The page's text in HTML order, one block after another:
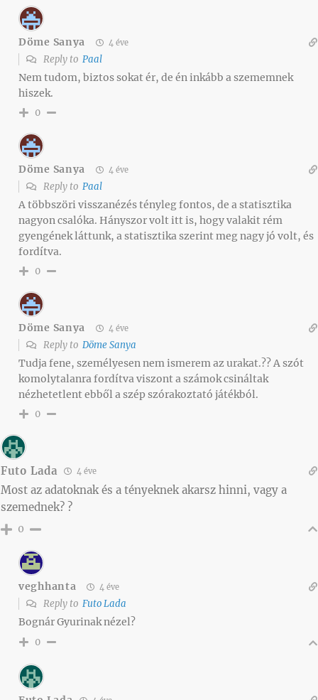
Döme Sanya 4 éve
Reply to Paal
Nem tudom, biztos sokat ér, de én inkább a szememnek
hiszek.
0
Döme Sanya 4 éve
Reply to Paal
A többszöri visszanézés tényleg fontos, de a statisztika
nagyon csalóka. Hányszor volt itt is, hogy valakit rém
gyengének láttunk, a statisztika szerint meg nagy jó volt, és
fordítva.
0
Döme Sanya 4 éve
Reply to Döme Sanya
Tudja fene, személyesen nem ismerem az urakat.?? A szót
komolytalanra fordítva viszont a számok csináltak
nézhetetlent ebből a szép szórakoztató játékból.
0
Futo Lada 4 éve
Most az adatoknak és a tényeknek akarsz hinni, vagy a
szemednek? ?
0
veghhanta 4 éve
Reply to Futo Lada
Bognár Gyurinak nézel?
0